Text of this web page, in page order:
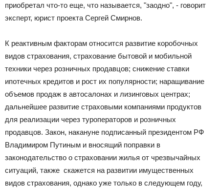
приобретал что-то еще, что называется, "заодно", - говорит
эксперт, юрист проекта Сергей Смирнов.
К реактивным факторам относится развитие коробочных
видов страхования, страхование бытовой и мобильной
техники через розничных продавцов; снижение ставки
ипотечных кредитов и рост их популярности; наращивание
объемов продаж в автосалонах и лизинговых центрах;
дальнейшее развитие страховыми компаниями продуктов
для реализации через туроператоров и розничных
продавцов. Закон, накануне подписанный президентом РФ
Владимиром Путиным и вносящий поправки в
законодательство о страховании жилья от чрезвычайных
ситуаций, также скажется на развитии имущественных
видов страхования, однако уже только в следующем году,